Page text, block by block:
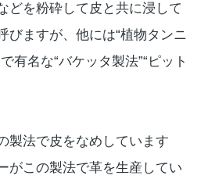
どを粉砕して皮と共に浸して
びますが、他には“植物タンニ
有名な“バケッタ製法”“ピット
製法で皮をなめしています
がこの製法で革を生産してい